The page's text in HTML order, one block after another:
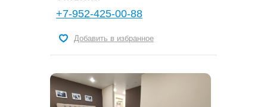
+7-952-425-00-88
Добавить в избранное